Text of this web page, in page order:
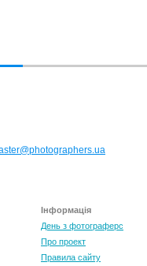
Інформація
День з фотограферс
Про проект
Правила сайту